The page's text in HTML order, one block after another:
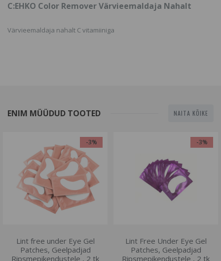
C:EHKO Color Remover Värvieemaldaja Nahalt
Värvieemaldaja nahalt C vitamiiniga
ENIM MÜÜDUD TOOTED NAITA KÕIKE
-3%
Lint free under Eye Gel
Patches, Geelpadjad
Ripsmepikendustele , 2 tk
-3%
Lint Free Under Eye Gel
Patches, Geelpadjad
Ripsmepikendustele , 2 tk